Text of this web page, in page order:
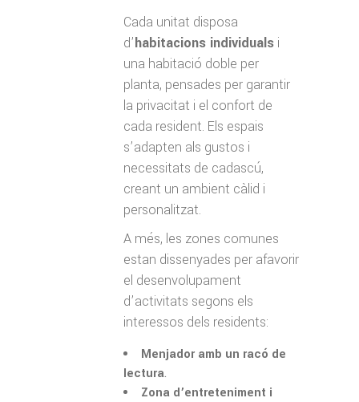
Cada unitat disposa
d’habitacions individuals i
una habitació doble per
planta, pensades per garantir
la privacitat i el confort de
cada resident. Els espais
s’adapten als gustos i
necessitats de cadascú,
creant un ambient càlid i
personalitzat.
A més, les zones comunes
estan dissenyades per afavorir
el desenvolupament
d’activitats segons els
interessos dels residents:
Menjador amb un racó de
lectura.
Zona d’entreteniment i